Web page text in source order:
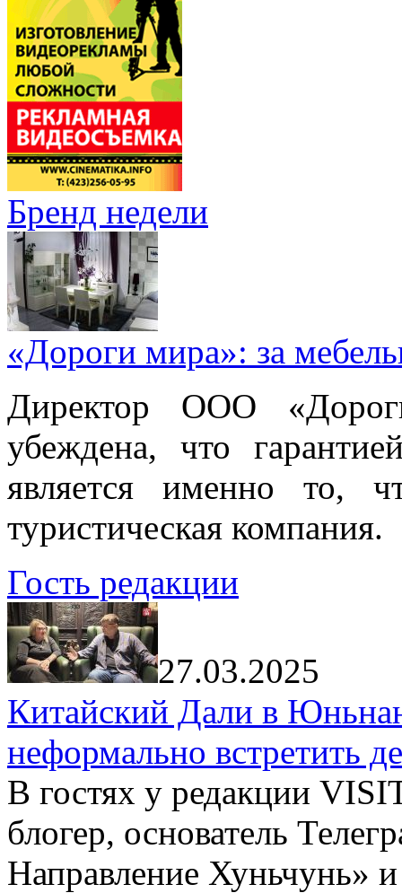
Бренд недели
«Дороги мира»: за
Директор ООО
убеждена, что
является именно то,
туристическая компания.
Гость редакции
27.03.2025
Китайский Дали в
неформально встретить
В гостях у редакции
блогер, основатель
Направление Хуньчунь»